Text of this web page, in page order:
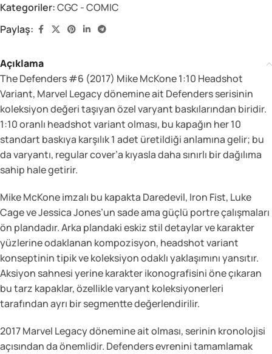
Kategoriler:CGC - COMIC
Paylaş:
Açıklama
The Defenders #6 (2017) Mike McKone 1:10 Headshot
Variant, Marvel Legacy dönemine ait Defenders serisinin
koleksiyon değeri taşıyan özel varyant baskılarından biridir.
1:10 oranlı headshot variant olması, bu kapağın her 10
standart baskıya karşılık 1 adet üretildiği anlamına gelir; bu
da varyantı, regular cover’a kıyasla daha sınırlı bir dağılıma
sahip hale getirir.
Mike McKone imzalı bu kapakta Daredevil, Iron Fist, Luke
Cage ve Jessica Jones’un sade ama güçlü portre çalışmaları
ön plandadır. Arka plandaki eskiz stil detaylar ve karakter
yüzlerine odaklanan kompozisyon, headshot variant
konseptinin tipik ve koleksiyon odaklı yaklaşımını yansıtır.
Aksiyon sahnesi yerine karakter ikonografisini öne çıkaran
bu tarz kapaklar, özellikle varyant koleksiyonerleri
tarafından ayrı bir segmentte değerlendirilir.
2017 Marvel Legacy dönemine ait olması, serinin kronolojisi
açısından da önemlidir. Defenders evrenini tamamlamak